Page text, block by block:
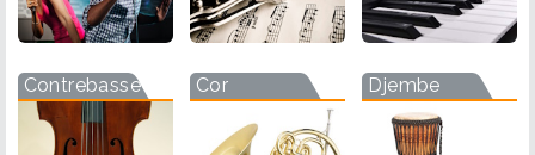
Contrebasse Cor Djembe